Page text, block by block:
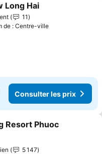
à mes favoris
Long Hai
11
de : Centre-ville
Consulter les prix
à mes favoris
Resort Phuoc
les prix
5 147